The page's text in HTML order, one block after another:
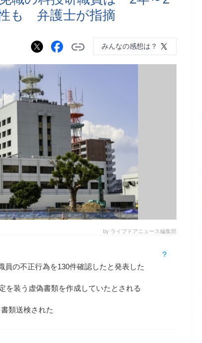
も 弁護士が指摘
みんなの感想は？
by ライブドアニュース編集部
員の不正行為を130件確認したと発表した
を装う虚偽書類を作成していたとされる
類送検された